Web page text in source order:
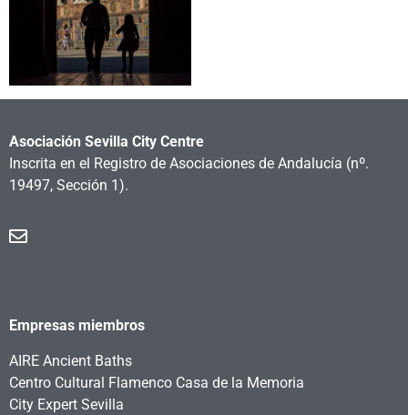
Asociación Sevilla City Centre
Inscrita en el Registro de Asociaciones de Andalucía (nº.
19497, Sección 1).
Empresas miembros
AIRE Ancient Baths
Centro Cultural Flamenco Casa de la Memoria
City Expert Sevilla